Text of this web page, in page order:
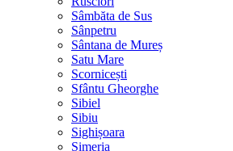
Sâmbăta de Sus
Sânpetru
Sântana de Mureș
Satu Mare
Scornicești
Sfântu Gheorghe
Sibiel
Sibiu
Sighișoara
Simeria